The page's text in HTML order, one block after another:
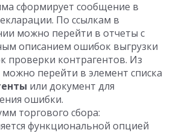
сформирует сообщение в
По ссылкам в
можно перейти в отчеты с
описанием ошибок выгрузки
проверки контрагентов. Из
перейти в элемент списка
или документ для
ошибки.
торгового сбора:
функциональной опцией